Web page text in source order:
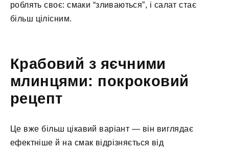
роблять своє: смаки “зливаються”, і салат стає
більш цілісним.
Крабовий з яєчними
млинцями: покроковий
рецепт
Це вже більш цікавий варіант — він виглядає
ефектніше й на смак відрізняється від